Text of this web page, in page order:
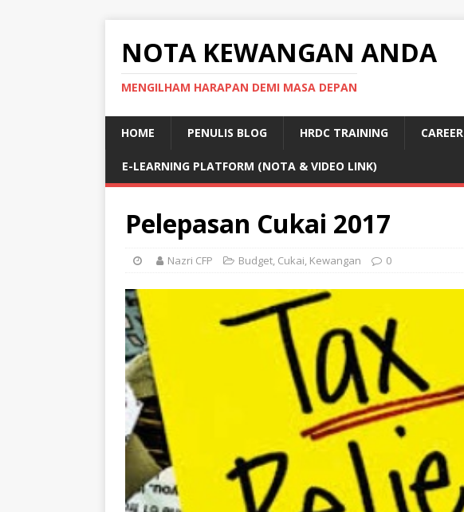
NOTA KEWANGAN ANDA
MENGILHAM HARAPAN DEMI MASA DEPAN
HOME PENULIS BLOG HRDC TRAINING CAREER
E-LEARNING PLATFORM (NOTA & VIDEO LINK)
Pelepasan Cukai 2017
Nazri CFP Budget, Cukai, Kewangan 0